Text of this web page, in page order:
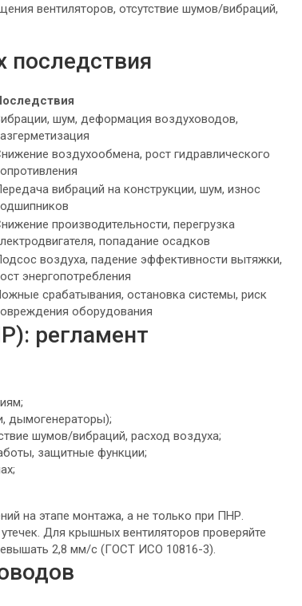
вентиляторов, отсутствие шумов/вибраций,
последствия
шум, деформация воздуховодов,
воздухообмена, рост гидравлического
вибраций на конструкции, шум, износ
производительности, перегрузка
попадание осадков
воздуха, падение эффективности вытяжки,
энергопотребления
срабатывания, остановка системы, риск
оборудования
регламент
дымогенераторы);
шумов/вибраций, расход воздуха;
защитные функции;
на этапе монтажа, а не только при ПНР.
Для крышных вентиляторов проверяйте
2,8 мм/с (ГОСТ ИСО 10816-3).